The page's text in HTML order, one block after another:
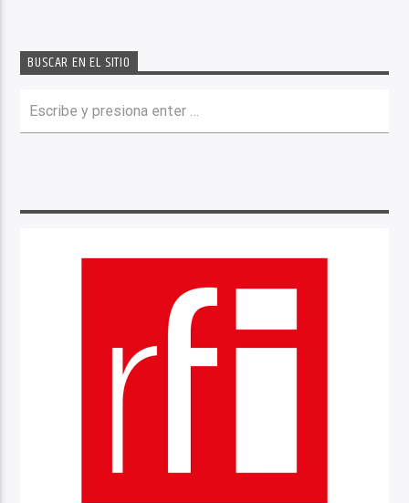
BUSCAR EN EL SITIO